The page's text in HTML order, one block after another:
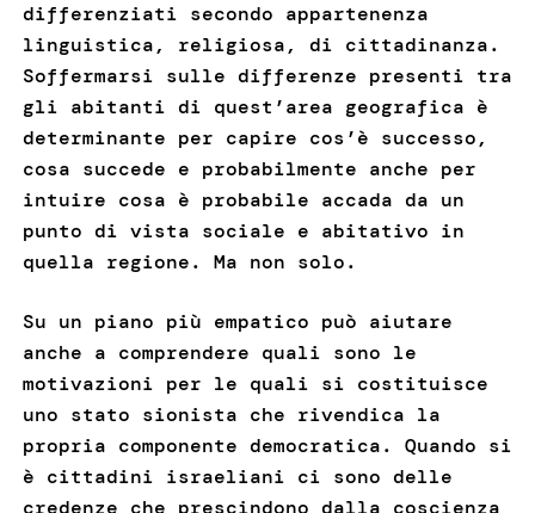
differenziati secondo appartenenza
linguistica, religiosa, di cittadinanza.
Soffermarsi sulle differenze presenti tra
gli abitanti di quest’area geografica è
determinante per capire cos’è successo,
cosa succede e probabilmente anche per
intuire cosa è probabile accada da un
punto di vista sociale e abitativo in
quella regione. Ma non solo.
Su un piano più empatico può aiutare
anche a comprendere quali sono le
motivazioni per le quali si costituisce
uno stato sionista che rivendica la
propria componente democratica. Quando si
è cittadini israeliani ci sono delle
credenze che prescindono dalla coscienza